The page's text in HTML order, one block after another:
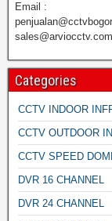
Email :
sales@arviocctv.com
Categories
CCTV INDOOR
CCTV OUTDOOR
CCTV SPEED
DVR 16 CHANNEL
DVR 24 CHANNEL